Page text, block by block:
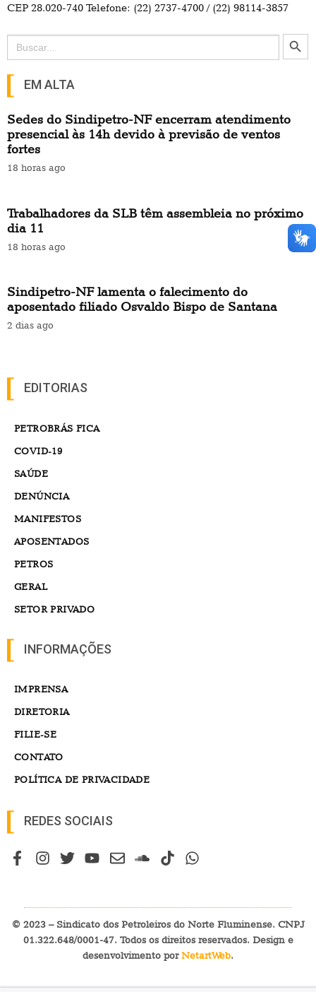
CEP 28.020-740 Telefone: (22) 2737-4700 / (22) 98114-3857
Search
for:
Search Button
EM ALTA
Sedes do Sindipetro-NF encerram atendimento
presencial às 14h devido à previsão de ventos
fortes
18 horas ago
Trabalhadores da SLB têm assembleia no próximo
dia 11
18 horas ago
Sindipetro-NF lamenta o falecimento do
aposentado filiado Osvaldo Bispo de Santana
2 dias ago
EDITORIAS
PETROBRÁS FICA
COVID-19
SAÚDE
DENÚNCIA
MANIFESTOS
APOSENTADOS
PETROS
GERAL
SETOR PRIVADO
INFORMAÇÕES
IMPRENSA
DIRETORIA
FILIE-SE
CONTATO
POLÍTICA DE PRIVACIDADE
REDES SOCIAIS
© 2023 – Sindicato dos Petroleiros do Norte Fluminense. CNPJ
01.322.648/0001-47. Todos os direitos reservados. Design e
desenvolvimento porNetartWeb.